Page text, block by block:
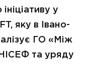
у
яку в Івано-
ГО «Між
та уряду